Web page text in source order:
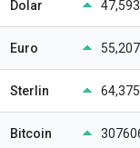
Dolar
Euro
Sterlin
Bitcoin